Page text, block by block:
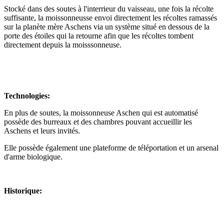
Stocké dans des soutes à l'interrieur du vaisseau, une fois la récolte
suffisante, la moissonneusse envoi directement les récoltes ramassés
sur la planète mère Aschens via un système situé en dessous de la
porte des étoiles qui la retourne afin que les récoltes tombent
directement depuis la moisssonneuse.
Technologies:
En plus de soutes, la moissonneuse Aschen qui est automatisé
possède des burreaux et des chambres pouvant accueillir les
Aschens et leurs invités.
Elle possède également une plateforme de téléportation et un arsenal
d'arme biologique.
Historique: